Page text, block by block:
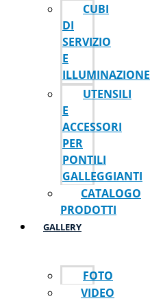
CUBI
DI
SERVIZIO
E
ILLUMINAZIONE
UTENSILI
E
ACCESSORI
PER
PONTILI
GALLEGGIANTI
CATALOGO
PRODOTTI
GALLERY
FOTO
VIDEO